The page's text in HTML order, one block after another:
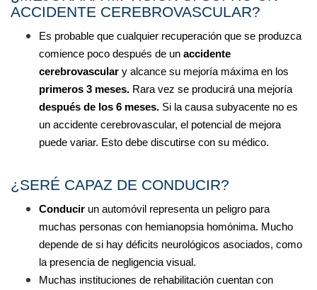
ACCIDENTE CEREBROVASCULAR?
Es probable que cualquier recuperación que se produzca
comience poco después de un accidente
cerebrovascular
primeros 3 meses.
después de los 6 meses. Si la causa subyacente no es
un accidente cerebrovascular, el potencial de mejora
puede variar. Esto debe discutirse con su médico.
¿SERÉ CAPAZ DE CONDUCIR?
Conducir un automóvil representa un peligro para
muchas personas con hemianopsia homónima. Mucho
depende de si hay déficits neurológicos asociados, como
la presencia de negligencia visual.
Muchas instituciones de rehabilitación cuentan con